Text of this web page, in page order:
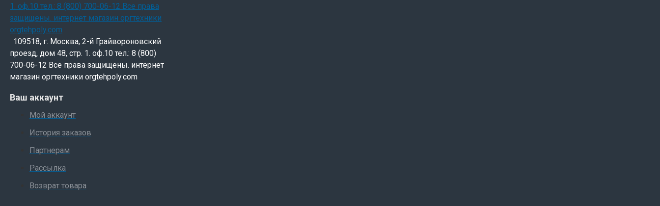
109518, г. Москва, 2-й Грайвороновский
проезд, дом 48, стр. 1. оф.10 тел.: 8 (800)
700-06-12 Все права защищены. интернет
магазин оргтехники orgtehpoly.com
Ваш аккаунт
Мой аккаунт
История заказов
Партнерам
Рассылка
Возврат товара